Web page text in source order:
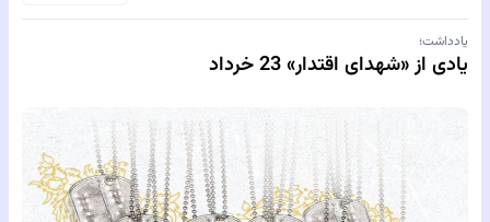
یادداشت؛
یادی از «شهدای اقتدار» 23 خرداد